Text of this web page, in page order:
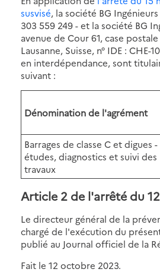
susvisé, la société BG Ingénieurs
303 559 249 - et la société BG
avenue de Cour 61, case postale
Lausanne, Suisse, n° IDE : CHE-
en interdépendance, sont
suivant :
Dénomination de l'agrément
Barrages de classe C et digues -
études, diagnostics et suivi des
travaux
Article 2 de l'arrêté du
Le directeur général de la
chargé de l'exécution du
publié au Journal officiel de la
Fait le 12 octobre 2023.